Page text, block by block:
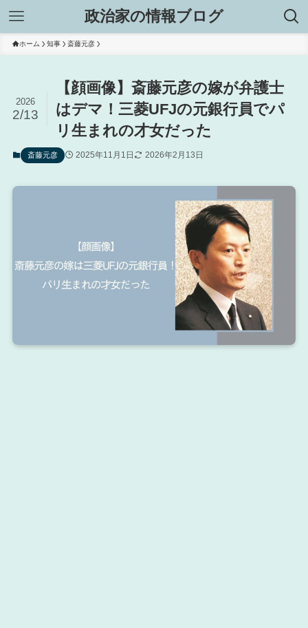
政治家の情報ブログ
ホーム 知事 斎藤元彦
【顔画像】斎藤元彦の嫁が弁護士
はデマ！三菱UFJの元銀行員でパ
リ生まれの才女だった
2026
2/13
斎藤元彦 2025年11月1日 2026年2月13日